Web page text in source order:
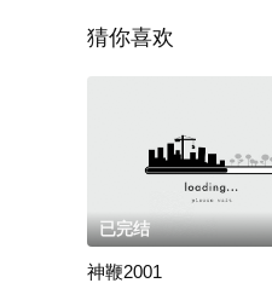
猜你喜欢
已完结
神鞭2001